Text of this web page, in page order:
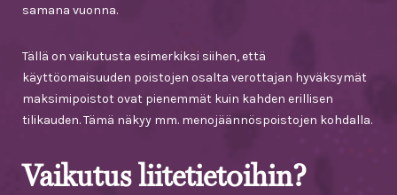
samana vuonna.
Tällä on vaikutusta esimerkiksi siihen, että
käyttöomaisuuden poistojen osalta verottajan hyväksymät
maksimipoistot ovat pienemmät kuin kahden erillisen
tilikauden. Tämä näkyy mm. menojäännöspoistojen kohdalla.
Vaikutus liitetietoihin?